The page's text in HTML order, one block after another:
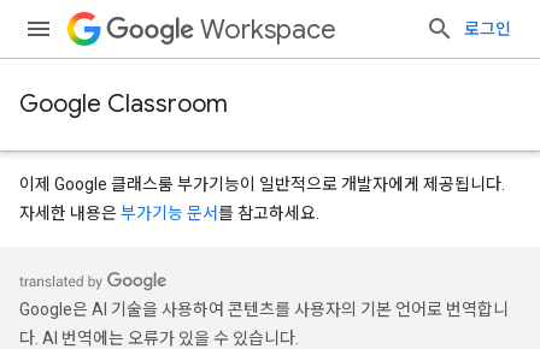
Workspace 로그인
Google Classroom
이제 Google 클래스룸 부가기능이 일반적으로 개발자에게 제공됩니다.
자세한 내용은부가기능 문서를 참고하세요.
Google은 AI 기술을 사용하여 콘텐츠를 사용자의 기본 언어로 번역합니
다. AI 번역에는 오류가 있을 수 있습니다.